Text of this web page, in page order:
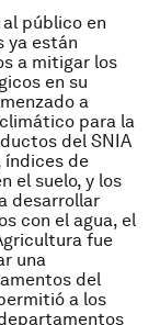
público en
ya están
a mitigar los
en su
a
para la
del SNIA
índices de
el suelo, y los
desarrollar
con el agua, el
fue
una
del
a los